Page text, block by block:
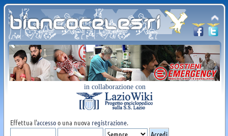
in collaborazione con
Effettua l'accessoo una nuova registrazione.